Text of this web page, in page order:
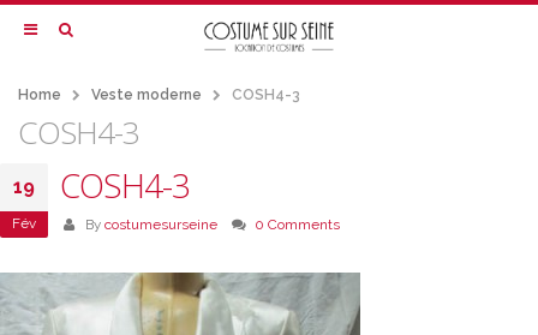
Home Veste moderne COSH4-3
COSH4-3
19
Fév
COSH4-3
By costumesurseine 0 Comments